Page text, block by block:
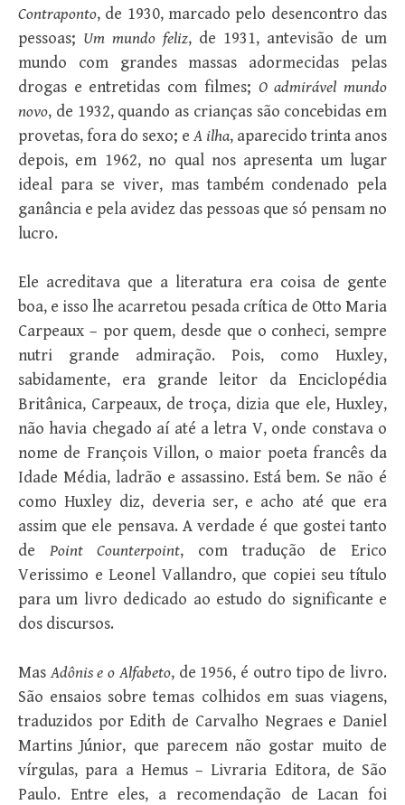
Contraponto, de 1930, marcado pelo desencontro das
pessoas; Um mundo feliz, de 1931, antevisão de um
mundo com grandes massas adormecidas pelas
drogas e entretidas com filmes; O admirável mundo
novo, de 1932, quando as crianças são concebidas em
provetas, fora do sexo; eA ilha, aparecido trinta anos
depois, em 1962, no qual nos apresenta um lugar
ideal para se viver, mas também condenado pela
ganância e pela avidez das pessoas que só pensam no
lucro.
Ele acreditava que a literatura era coisa de gente
boa, e isso lhe acarretou pesada crítica de Otto Maria
Carpeaux – por quem, desde que o conheci, sempre
nutri grande admiração. Pois, como Huxley,
sabidamente, era grande leitor da Enciclopédia
Britânica, Carpeaux, de troça, dizia que ele, Huxley,
não havia chegado aí até a letra V, onde constava o
nome de François Villon, o maior poeta francês da
Idade Média, ladrão e assassino. Está bem. Se não é
como Huxley diz, deveria ser, e acho até que era
assim que ele pensava. A verdade é que gostei tanto
de Point Counterpoint, com tradução de Erico
Verissimo e Leonel Vallandro, que copiei seu título
para um livro dedicado ao estudo do significante e
dos discursos.
MasAdônis e o Alfabeto, de 1956, é outro tipo de livro.
São ensaios sobre temas colhidos em suas viagens,
traduzidos por Edith de Carvalho Negraes e Daniel
Martins Júnior, que parecem não gostar muito de
vírgulas, para a Hemus – Livraria Editora, de São
Paulo. Entre eles, a recomendação de Lacan foi